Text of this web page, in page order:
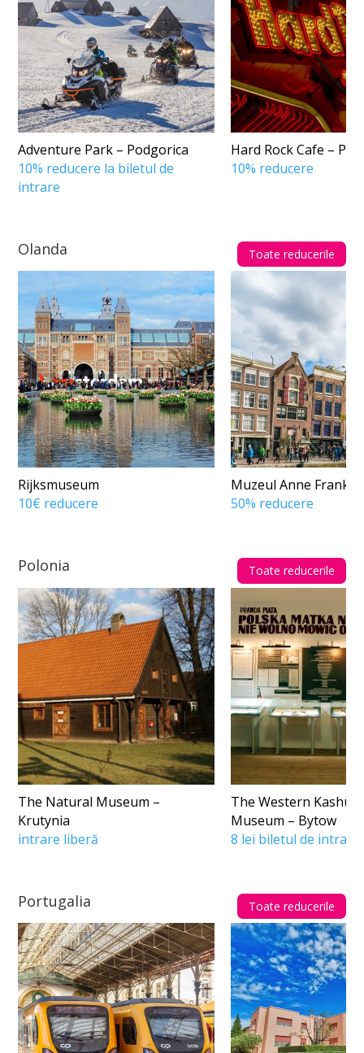
Adventure Park – Podgorica
10% reducere la biletul de
intrare
Hard Rock Cafe –
10% reducere
Olanda Toate reducerile
Rijksmuseum
10€ reducere
Muzeul Anne Frank
50% reducere
Polonia Toate reducerile
The Natural Museum –
Krutynia
intrare liberă
The Western
Museum – Bytow
8 lei biletul de intrare
Portugalia Toate reducerile